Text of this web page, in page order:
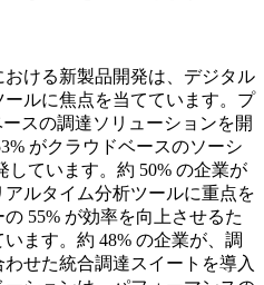
ける新製品開発は、デジタル
ルに焦点を当てています。プ
スの調達ソリューションを開
がクラウドベースのソーシ
しています。約 50% の企業が
ルタイム分析ツールに重点を
55% が効率を向上させるた
ます。約 48% の企業が、調
せた統合調達スイートを導入